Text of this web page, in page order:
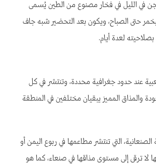
في الليل في فخار مصنوع من الطين يُسمى
حتى الصباح، ويكون بعد التحضير شبه جاف
لعدة أيام.
عند حدود جغرافية محددة، وتنتشر في كل
والمذاق المميز يبقيان مختلفين في المنطقة
التي تنتشر مطاعمها في ربوع اليمن أو
لا ترقى إلى مستوى مذاقها في صنعاء، كما هو